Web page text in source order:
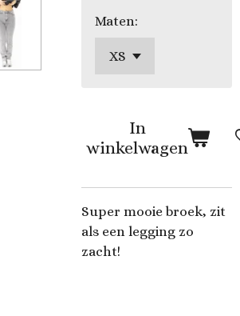
Maten:
In
winkelwagen
Super mooie broek, zit
als een legging zo
zacht!